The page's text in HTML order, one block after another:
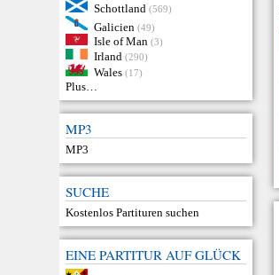
Schottland (569)
Galicien (49)
Isle of Man (3)
Irland (290)
Wales (17)
Plus…
MP3
MP3
SUCHE
Kostenlos Partituren suchen
EINE PARTITUR AUF GLÜCK